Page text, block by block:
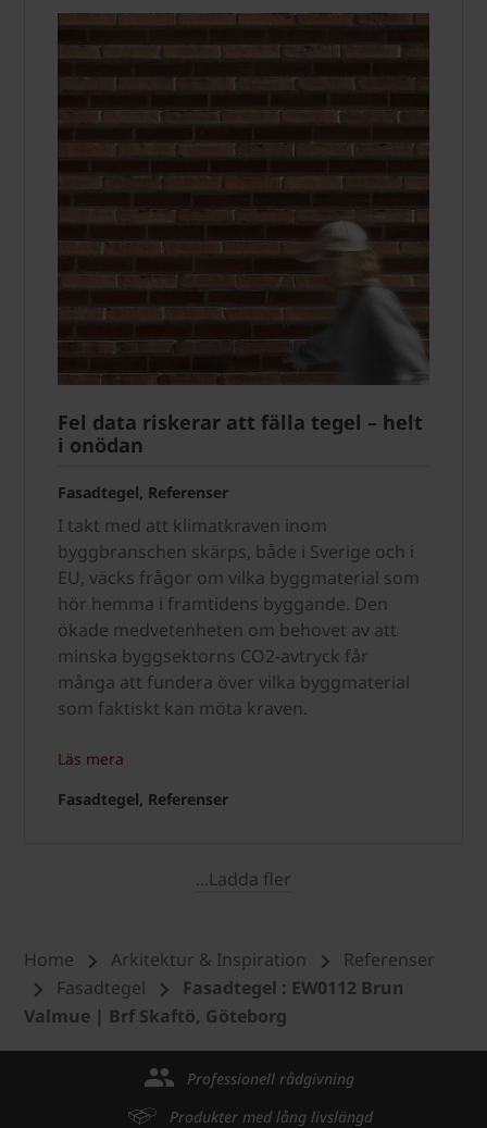
Fel data riskerar att fälla tegel – helt
i onödan
Fasadtegel, Referenser
I takt med att klimatkraven inom
byggbranschen skärps, både i Sverige och i
EU, väcks frågor om vilka byggmaterial som
hör hemma i framtidens byggande. Den
ökade medvetenheten om behovet av att
minska byggsektorns CO2-avtryck får
många att fundera över vilka byggmaterial
som faktiskt kan möta kraven.
Läs mera
Fasadtegel, Referenser
...Ladda fler
Home Arkitektur & Inspiration
Referenser
Fasadtegel
Fasadtegel : EW0112 Brun
Valmue | Brf Skaftö, Göteborg
Professionell rådgivning
Produkter med lång livslängd